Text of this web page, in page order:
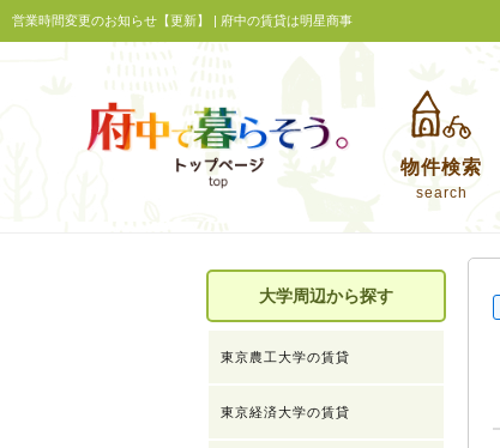
営業時間変更のお知らせ【更新】 | 府中の賃貸は明星商事
物件検索
search
大学周辺から探す
東京農工大学の賃貸
東京経済大学の賃貸